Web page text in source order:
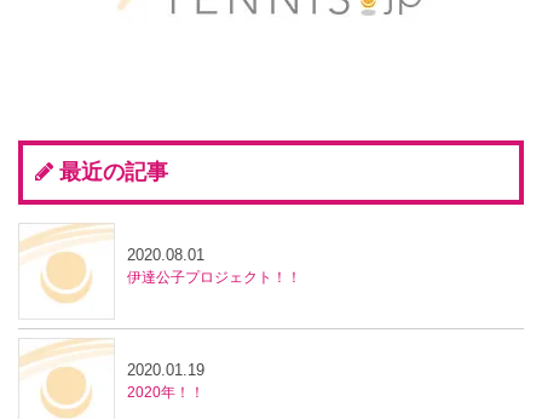
最近の記事
伊達公子プロジェクト！！
2020.08.01
2020年！！
2020.01.19